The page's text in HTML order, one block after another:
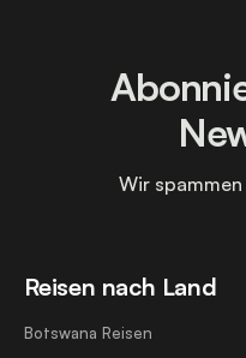
Reisen nach Land
Botswana Reisen
Wir